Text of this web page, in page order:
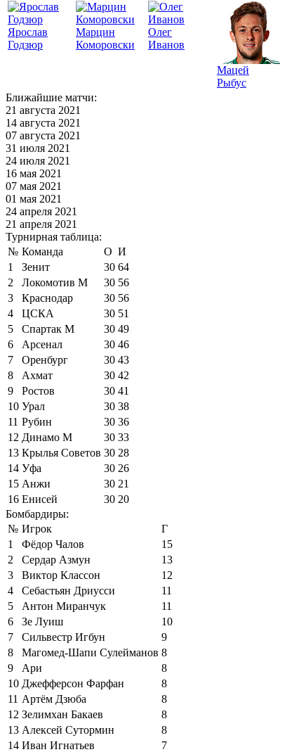
Ярослав
Годзюр
Марцин
Коморовски
Олег
Иванов
Мацей
Рыбус
Ближайшие матчи:
21 августа 2021
14 августа 2021
07 августа 2021
31 июля 2021
24 июля 2021
16 мая 2021
07 мая 2021
01 мая 2021
24 апреля 2021
21 апреля 2021
Турнирная таблица:
№ Команда О И
1
Зенит 30 64
2
Локомотив М 30 56
3
Краснодар 30 56
4
ЦСКА 30 51
5
Спартак М 30 49
6
Арсенал 30 46
7
Оренбург 30 43
8
Ахмат 30 42
9
Ростов 30 41
10 Урал 30 38
11 Рубин 30 36
12 Динамо М 30 33
13 Крылья Советов 30 28
14 Уфа 30 26
15 Анжи 30 21
16 Енисей 30 20
Бомбардиры:
№ Игрок
Г
1
Фёдор Чалов
15
2
Сердар Азмун
13
3
Виктор Классон
12
4
Себастьян Дриусси
11
5
Антон Миранчук
11
6
Зе Луиш
10
7
Сильвестр Игбун
9
8
Магомед-Шапи Сулейманов 8
9
Ари
8
10 Джефферсон Фарфан
8
11 Артём Дзюба
8
12 Зелимхан Бакаев
8
13 Алексей Сутормин
8
14 Иван Игнатьев
7